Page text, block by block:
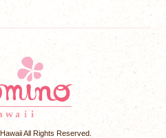
All Rights Reserved.